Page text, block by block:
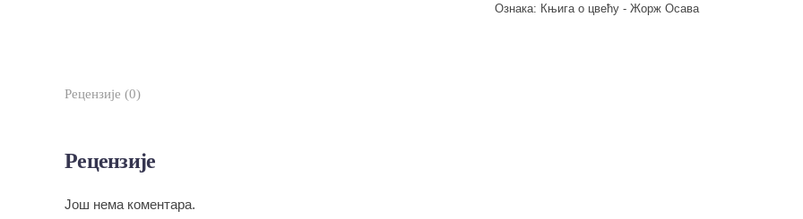
Ознака: Књига о цвећу - Жорж Осава
Рецензије (0)
Рецензије
Још нема коментара.